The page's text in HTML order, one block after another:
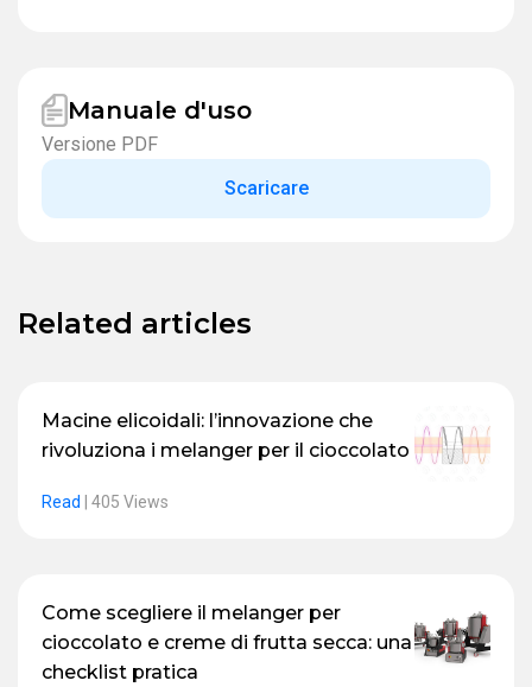
Manuale d'uso
Versione PDF
Scaricare
Related articles
Macine elicoidali: l’innovazione che
rivoluziona i melanger per il cioccolato
Read | 405 Views
Come scegliere il melanger per
cioccolato e creme di frutta secca: una
checklist pratica